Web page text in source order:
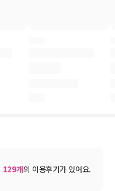
129개의 이용후기가 있어요.